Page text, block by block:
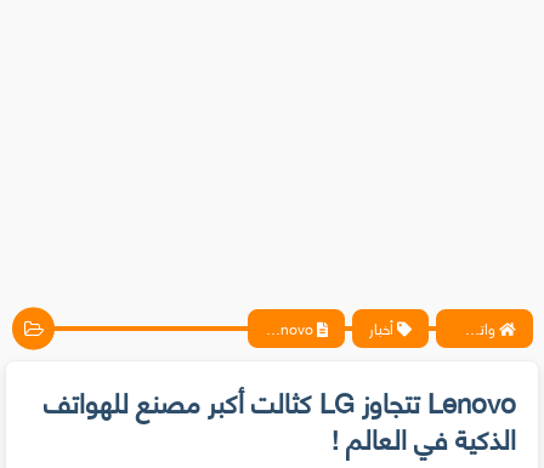
واتس آب ، فيسبوك ، أنترنت ، شروحات تقنية حصرية - المحترف أخبار Lenovo تتجاوز LG كثالت أكبر مصنع للهواتف الذكية في العالم !
Lenovo تتجاوز LG كثالت أكبر مصنع للهواتف
الذكية في العالم !